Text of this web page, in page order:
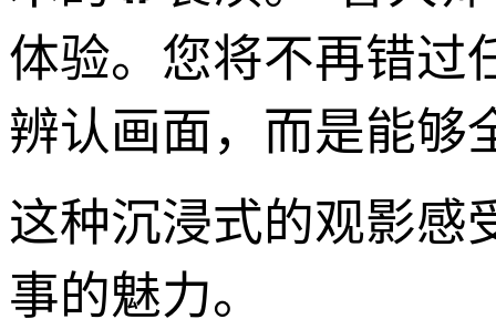
体验。您将不再错过
辨认画面，而是能够
这种沉浸式的观影感
事的魅力。